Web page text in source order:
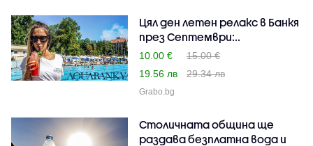
Цял ден летен релакс в Банкя
през Септември:..
10.00 €
15.00 €
19.56 лв
29.34 лв
Grabo.bg
Столичната община ще
раздава безплатна вода и